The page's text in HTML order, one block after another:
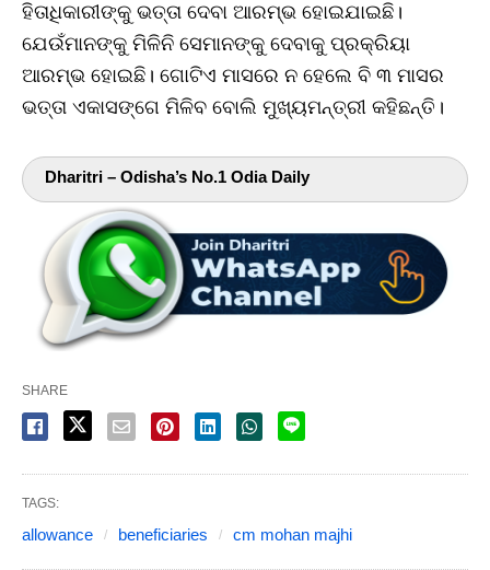
ହିତାଧିକାରୀଙ୍କୁ ଭତ୍ତା ଦେବା ଆରମ୍ଭ ହୋଇଯାଇଛି।
ଯେଉଁମାନଙ୍କୁ ମିଳିନି ସେମାନଙ୍କୁ ଦେବାକୁ ପ୍ରକ୍ରିୟା
ଆରମ୍ଭ ହୋଇଛି। ଗୋଟିଏ ମାସରେ ନ ହେଲେ ବି ୩ ମାସର
ଭତ୍ତା ଏକାସଙ୍ଗେ ମିଳିବ ବୋଲି ମୁଖ୍ୟମନ୍ତ୍ରୀ କହିଛନ୍ତି।
Dharitri – Odisha’s No.1 Odia Daily
SHARE
TAGS:
allowance beneficiaries cm mohan majhi